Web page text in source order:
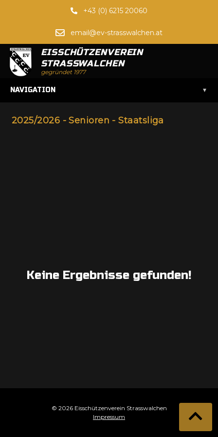
+43 (0) 6215 20060
email@ev-strasswalchen.at
EISSCHÜTZENVEREIN
STRASSWALCHEN
gegründet 1977
NAVIGATION ▾
2025/2026 - Senioren - Staatsliga
Keine Ergebnisse gefunden!
© 2026 Eisschützenverein Strasswalchen
Impressum